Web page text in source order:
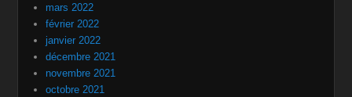
mars 2022
février 2022
janvier 2022
décembre 2021
novembre 2021
octobre 2021